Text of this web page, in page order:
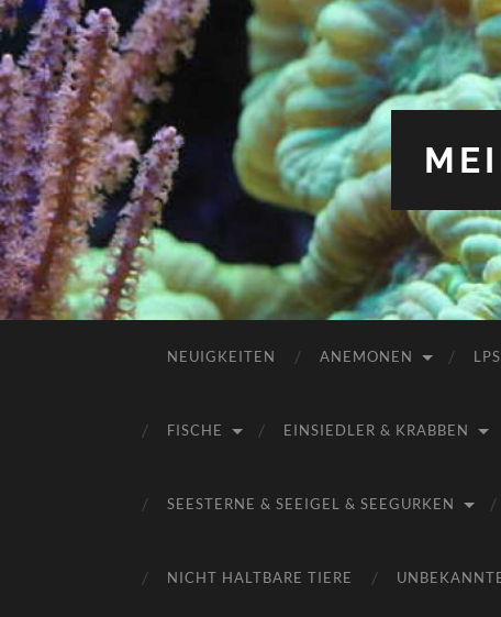
NEUIGKEITEN ANEMONEN
FISCHE EINSIEDLER & KRABBEN
SEESTERNE & SEEIGEL & SEEGURKEN
NICHT HALTBARE TIERE